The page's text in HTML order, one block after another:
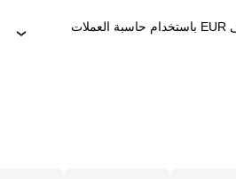
كيف يُمكنني تحويل ‏ATOMإلى ‏EUR باستخدام حاسبة العملات